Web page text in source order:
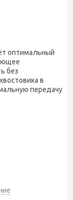
оптимальный
без
в
передачу